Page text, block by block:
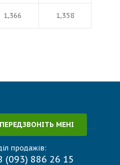
1,366 1,358
ПЕРЕДЗВОНІТЬ МЕНІ
продажів:
(093) 886 26 15